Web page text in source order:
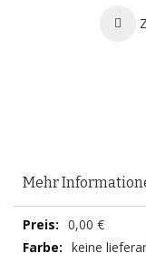
Mehr
Mehr
Informationen
0,00 €
keine